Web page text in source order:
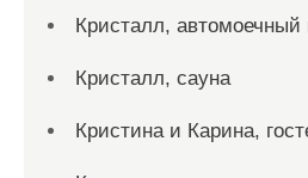
Кристалл, автомоечный
Кристалл, сауна
Кристина и Карина,